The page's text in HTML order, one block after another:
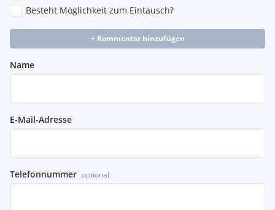
Besteht Möglichkeit zum Eintausch?
+ Kommentar hinzufügen
Name
E-Mail-Adresse
Telefonnummer optional